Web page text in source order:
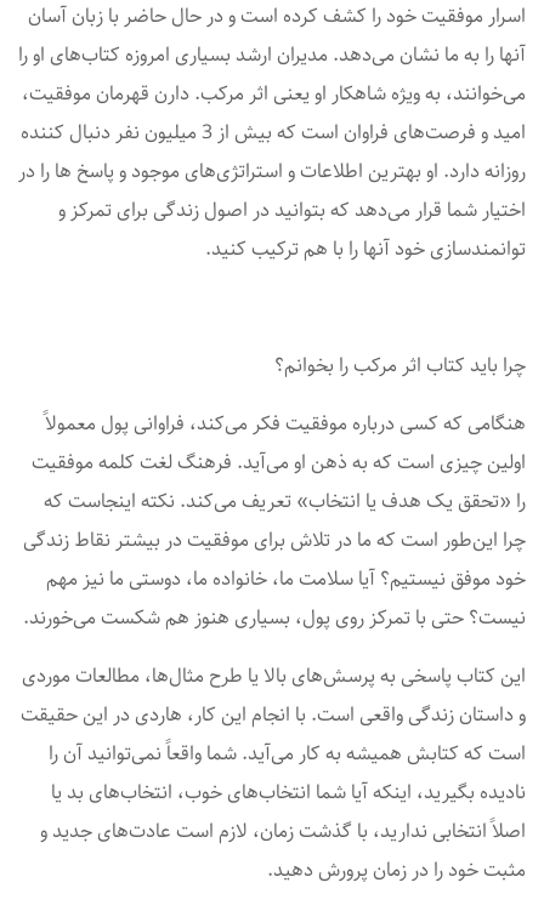
اسرار موفقیت خود را کشف کرده است و در حال حاضر با زبان آسان
آنها را به ما نشان می‌دهد. مدیران ارشد بسیاری امروزه کتاب‌های او را
می‌خوانند، به ویژه شاهکار او یعنی اثر مرکب. دارن قهرمان موفقیت،
امید و فرصت‌های فراوان است که بیش از 3 میلیون نفر دنبال کننده
روزانه دارد. او بهترین اطلاعات و استراتژی‌های موجود و پاسخ ها را در
اختیار شما قرار می‌دهد که بتوانید در اصول زندگی برای تمرکز و
توانمندسازی خود آنها را با هم ترکیب کنید.
چرا باید کتاب اثر مرکب را بخوانم؟
هنگامی که کسی درباره موفقیت فکر می‌کند، فراوانی پول معمولاً
اولین چیزی است که به ذهن او می‌آید. فرهنگ لغت کلمه موفقیت
را «تحقق یک هدف یا انتخاب» تعریف می‌کند. نکته اینجاست که
چرا این‌طور است که ما در تلاش برای موفقیت در بیشتر نقاط زندگی
خود موفق نیستیم؟ آیا سلامت ما، خانواده ما، دوستی ما نیز مهم
نیست؟ حتی با تمرکز روی پول، بسیاری هنوز هم شکست می‌خورند.
این کتاب پاسخی به پرسش‌های بالا یا طرح مثال‌ها، مطالعات موردی
و داستان زندگی واقعی است. با انجام این کار، هاردی در این حقیقت
است که کتابش همیشه به کار می‌آید. شما واقعاً نمی‌توانید آن را
نادیده بگیرید، اینکه آیا شما انتخاب‌های خوب، انتخاب‌های بد یا
اصلاً انتخابی ندارید، با گذشت زمان، لازم است عادت‌های جدید و
مثبت خود را در زمان پرورش دهید.